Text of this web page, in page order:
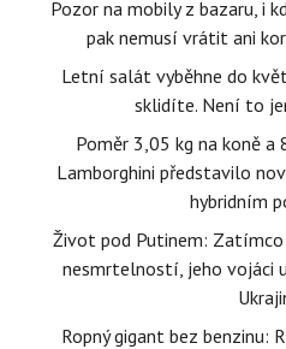
Pozor na mobily z bazaru, i
pak nemusí vrátit ani
Letní salát vyběhne do
sklidíte. Není to
Poměr 3,05 kg na koně
Lamborghini představilo
hybridním
Život pod Putinem: Zatímco
nesmrtelností, jeho vojáci
Ropný gigant bez benzinu: